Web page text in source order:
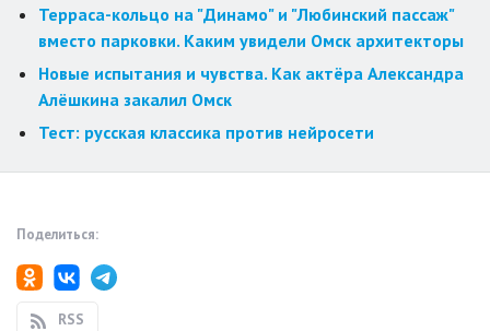
Терраса-кольцо на "Динамо" и "Любинский пассаж"
вместо парковки. Каким увидели Омск архитекторы
Новые испытания и чувства. Как актёра Александра
Алёшкина закалил Омск
Тест: русская классика против нейросети
Поделиться:
RSS